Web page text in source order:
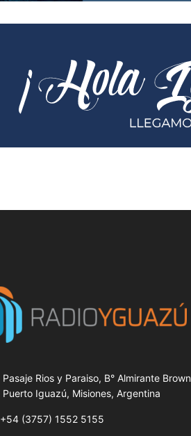
Pasaje Rios y Paraiso, B° Almirante Brown
Puerto Iguazú, Misiones, Argentina
+54 (3757) 1552 5155